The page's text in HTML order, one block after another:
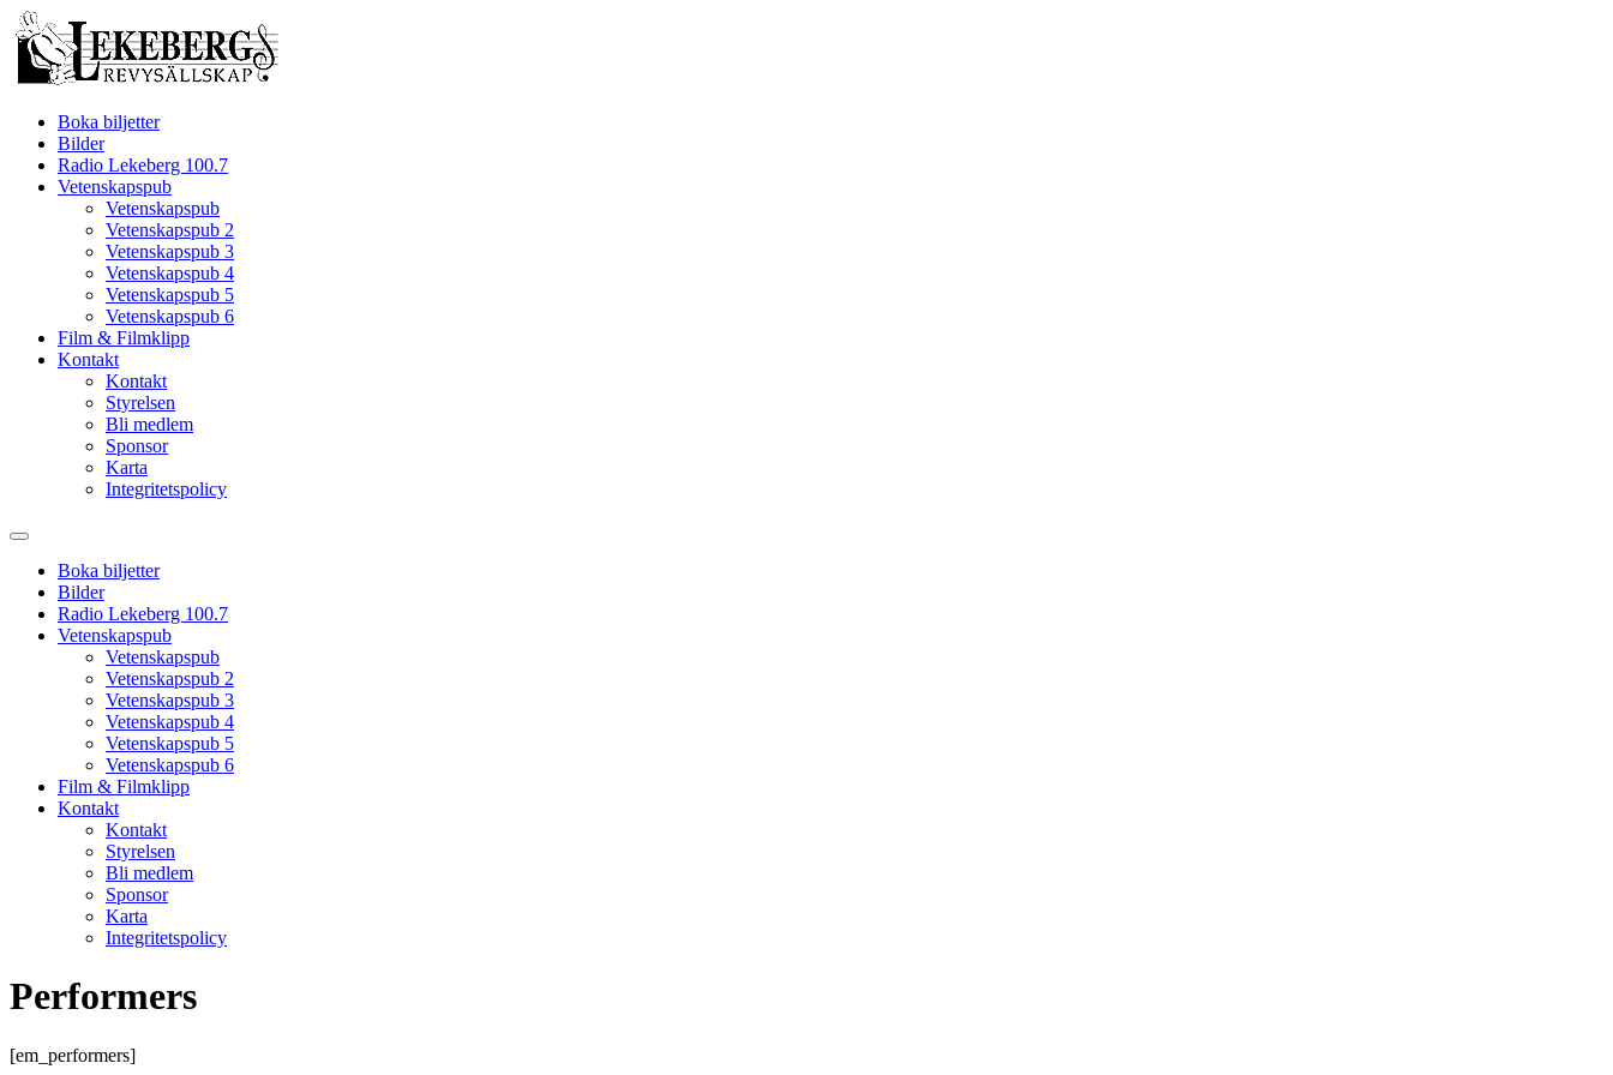
Hoppa
till
innehåll
Boka biljetter
Bilder
Radio Lekeberg 100.7
Vetenskapspub
Vetenskapspub
Vetenskapspub 2
Vetenskapspub 3
Vetenskapspub 4
Vetenskapspub 5
Vetenskapspub 6
Film & Filmklipp
Kontakt
Kontakt
Styrelsen
Bli medlem
Sponsor
Karta
Integritetspolicy
Boka biljetter
Bilder
Radio Lekeberg 100.7
Vetenskapspub
Vetenskapspub
Vetenskapspub 2
Vetenskapspub 3
Vetenskapspub 4
Vetenskapspub 5
Vetenskapspub 6
Film & Filmklipp
Kontakt
Kontakt
Styrelsen
Bli medlem
Sponsor
Karta
Integritetspolicy
Performers
[em_performers]